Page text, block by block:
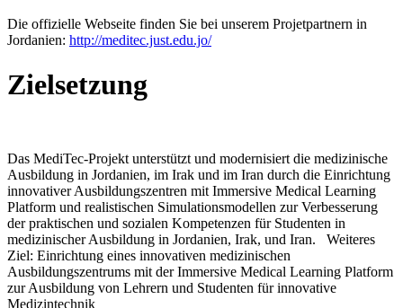
Die offizielle Webseite finden Sie bei unserem Projetpartnern in
Jordanien: http://meditec.just.edu.jo/
Zielsetzung
Das MediTec-Projekt unterstützt und modernisiert die medizinische
Ausbildung in Jordanien, im Irak und im Iran durch die Einrichtung
innovativer Ausbildungszentren mit Immersive Medical Learning
Platform und realistischen Simulationsmodellen zur Verbesserung
der praktischen und sozialen Kompetenzen für Studenten in
medizinischer Ausbildung in Jordanien, Irak, und Iran. Weiteres
Ziel: Einrichtung eines innovativen medizinischen
Ausbildungszentrums mit der Immersive Medical Learning Platform
zur Ausbildung von Lehrern und Studenten für innovative
Medizintechnik